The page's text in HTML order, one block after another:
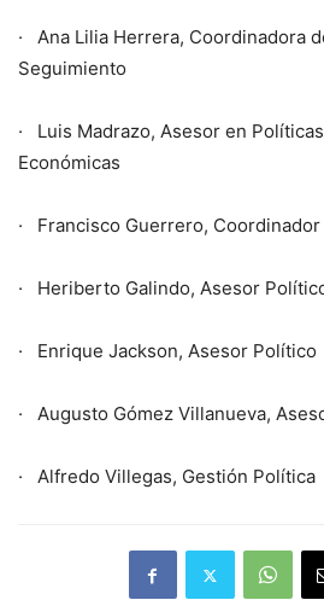
· Ana Lilia Herrera, Coordinadora
Seguimiento
· Luis Madrazo, Asesor en
Económicas
· Francisco Guerrero,
· Heriberto Galindo, Asesor
· Enrique Jackson, Asesor Político
· Augusto Gómez Villanueva,
· Alfredo Villegas, Gestión Política